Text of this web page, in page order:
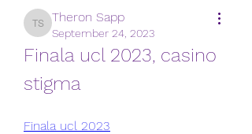
Theron Sapp
Theron Sapp
September 24, 2023
Finala ucl 2023, casino
stigma
Finala ucl 2023